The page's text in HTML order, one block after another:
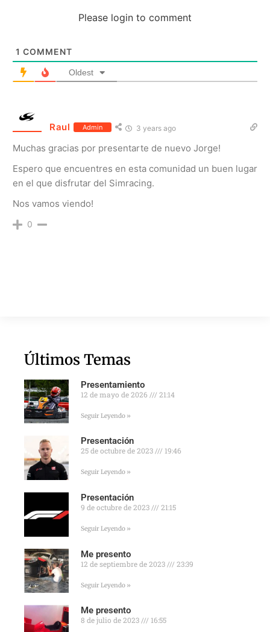
Please login to comment
1 COMMENT
Oldest
Raul Admin 3 years ago
Muchas gracias por presentarte de nuevo Jorge!
Espero que encuentres en esta comunidad un buen lugar
en el que disfrutar del Simracing.
Nos vamos viendo!
0
Últimos Temas
Presentamiento
12 de mayo de 2026 21:14
Seguir Leyendo »
Presentación
25 de octubre de 2023 19:46
Seguir Leyendo »
Presentación
9 de octubre de 2023 21:15
Seguir Leyendo »
Me presento
12 de septiembre de 2023 23:39
Seguir Leyendo »
Me presento
8 de julio de 2023 16:55